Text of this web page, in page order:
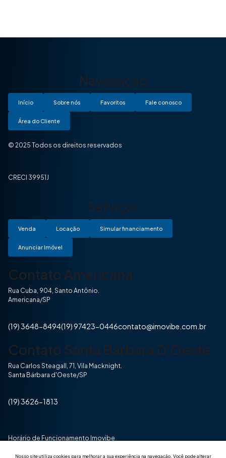
Nosso site utiliza cookies para melhorar a sua experiência na navegação. Você pode alterar
Navegação
Início Sobre nós Favoritos Fale conosco
Área do Cliente
© 2025 Todos os direitos reservados
CRECI 39951J
Serviços
Venda Locação Simular financiamento
Anunciar Imóvel
Contato Americana
Rua Cuba, 904, Santo Antônio.
Americana/SP
(19) 3648-8494(19) 97423-0446contato@imovibe.com.br
Contato Santa Bárbara D'Oeste
Rua Carlos Steagall, 71, Vila Macknight.
Santa Bárbara d'Oeste/SP
(19) 3626-1813
Horário de Funcionamento Imovibe
Seg a Sexta das 8hrs às 17h30min